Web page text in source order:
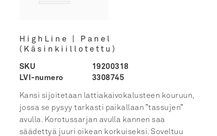
HighLine | Panel
(Käsinkiillotettu)
SKU
19200318
LVI-numero
3308745
Kansi sijoitetaan lattiakaivokalusteen kouruun,
jossa se pysyy tarkasti paikallaan ”tassujen”
avulla. Korotussarjan avulla kannen saa
säädettyä juuri oikean korkuiseksi. Soveltuu